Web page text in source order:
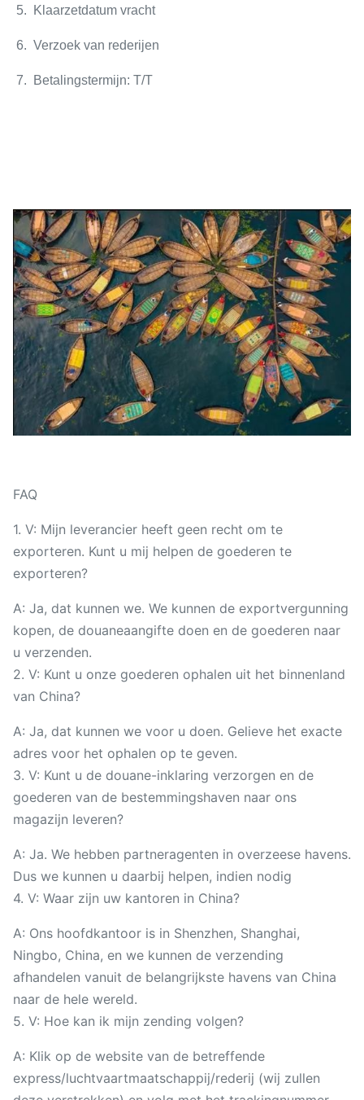
5. Klaarzetdatum vracht
6. Verzoek van rederijen
7. Betalingstermijn: T/T
FAQ
1. V: Mijn leverancier heeft geen recht om te
exporteren. Kunt u mij helpen de goederen te
exporteren?
A: Ja, dat kunnen we. We kunnen de exportvergunning
kopen, de douaneaangifte doen en de goederen naar
u verzenden.
2. V: Kunt u onze goederen ophalen uit het binnenland
van China?
A: Ja, dat kunnen we voor u doen. Gelieve het exacte
adres voor het ophalen op te geven.
3. V: Kunt u de douane-inklaring verzorgen en de
goederen van de bestemmingshaven naar ons
magazijn leveren?
A: Ja. We hebben partneragenten in overzeese havens.
Dus we kunnen u daarbij helpen, indien nodig
4. V: Waar zijn uw kantoren in China?
A: Ons hoofdkantoor is in Shenzhen, Shanghai,
Ningbo, China, en we kunnen de verzending
afhandelen vanuit de belangrijkste havens van China
naar de hele wereld.
5. V: Hoe kan ik mijn zending volgen?
A: Klik op de website van de betreffende
express/luchtvaartmaatschappij/rederij (wij zullen